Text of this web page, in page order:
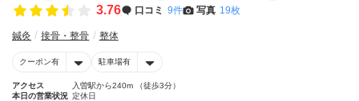
3.76 口コミ 9件 写真 19枚
鍼灸 接骨・整骨 整体
クーポン有 駐車場有
アクセス
入曽駅から240m （徒歩3分）
本日の営業状況 定休日